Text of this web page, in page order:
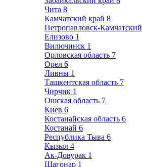
Чита 8
Камчатский край 8
Петропавловск-Камчатский
Елизово 1
Вилючинск 1
Орловская область 7
Орел 6
Ливны 1
Ташкентская область 7
Чирчик 1
Ошская область 7
Киев 6
Костанайская область 6
Костанай 6
Республика Тыва 6
Кызыл 4
Ак-Довурак 1
Шагонар 1